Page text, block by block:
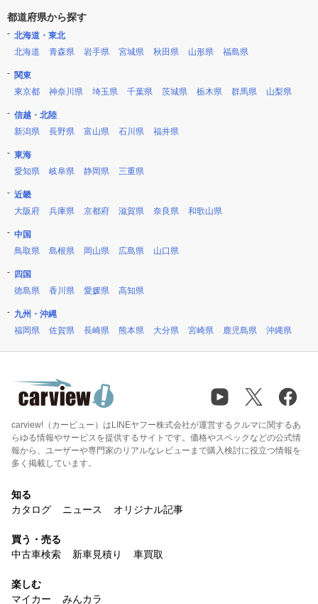
都道府県から探す
北海道・東北
北海道
青森県 岩手県 宮城県 秋田県 山形県 福島県
関東
東京都
神奈川県 埼玉県 千葉県 茨城県 栃木県 群馬県 山梨県
信越・北陸
新潟県
長野県 富山県 石川県 福井県
東海
愛知県
岐阜県 静岡県 三重県
近畿
大阪府
兵庫県 京都府 滋賀県 奈良県 和歌山県
中国
鳥取県
島根県 岡山県 広島県 山口県
四国
徳島県
香川県 愛媛県 高知県
九州・沖縄
福岡県
佐賀県 長崎県 熊本県 大分県 宮崎県 鹿児島県 沖縄県
carview!（カービュー）はLINEヤフー株式会社が運営するクルマに関するあ
らゆる情報やサービスを提供するサイトです。価格やスペックなどの公式情
報から、ユーザーや専門家のリアルなレビューまで購入検討に役立つ情報を
多く掲載しています。
知る
カタログ
ニュース オリジナル記事
買う・売る
中古車検索
新車見積り 車買取
楽しむ
マイカー
みんカラ